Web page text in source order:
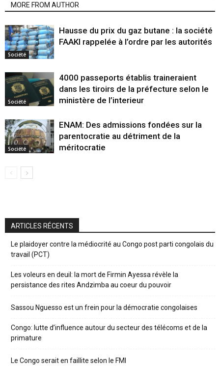
MORE FROM AUTHOR
Société
Hausse du prix du gaz butane : la société
FAAKI rappelée à l’ordre par les autorités
Société
4000 passeports établis traineraient
dans les tiroirs de la préfecture selon le
ministère de l’interieur
Société
ENAM: Des admissions fondées sur la
parentocratie au détriment de la
méritocratie
ARTICLES RÉCENTS
Le plaidoyer contre la médiocrité au Congo post parti congolais du
travail (PCT)
Les voleurs en deuil: la mort de Firmin Ayessa révèle la
persistance des rites Andzimba au coeur du pouvoir
Sassou Nguesso est un frein pour la démocratie congolaises
Congo: lutte d’influence autour du secteur des télécoms et de la
primature
Le Congo serait en faillite selon le FMI